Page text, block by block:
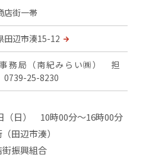
店街一帯
田辺市湊15-12
務局（南紀みらい㈱） 担
25-8230
（日） 10時00分～16時00分
田辺市湊）
振興組合